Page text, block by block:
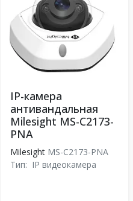
IP-камера
антивандальная
Milesight MS-C2173-
PNA
Milesight MS-C2173-PNA
Тип: IP видеокамера